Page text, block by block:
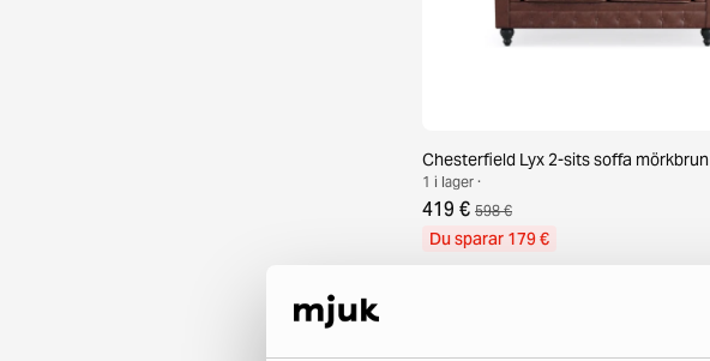
Chesterfield Lyx 2-sits soffa mörkbrun
1 i lager ·
419 € 598 €
Du sparar 179 €